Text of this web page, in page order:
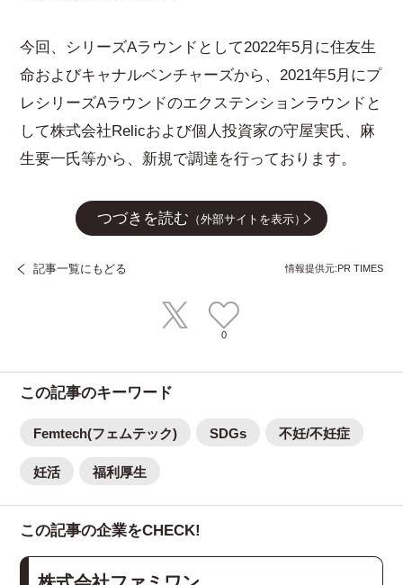
今回、シリーズAラウンドとして2022年5月に住友生
命およびキャナルベンチャーズから、2021年5月にプ
レシリーズAラウンドのエクステンションラウンドと
して株式会社Relicおよび個人投資家の守屋実氏、麻
生要一氏等から、新規で調達を行っております。
つづきを読む （外部サイトを表示）
記事一覧にもどる 情報提供元:PR TIMES
0
この記事のキーワード
Femtech(フェムテック) SDGs 不妊/不妊症
妊活 福利厚生
この記事の企業をCHECK!